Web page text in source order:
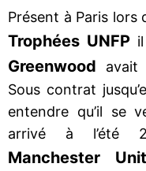
Présent à Paris lors
Trophées UNFP
Greenwood avait
Sous contrat
entendre qu’il se
arrivé à l’été
Manchester